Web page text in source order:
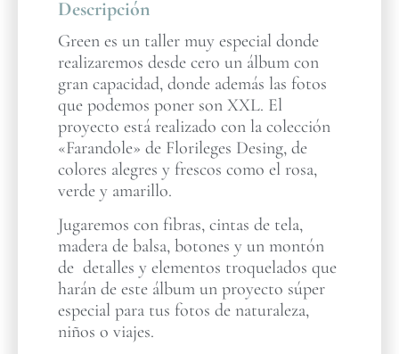
Descripción
Green es un taller muy especial donde
realizaremos desde cero un álbum con
gran capacidad, donde además las fotos
que podemos poner son XXL. El
proyecto está realizado con la colección
«Farandole» de Florileges Desing, de
colores alegres y frescos como el rosa,
verde y amarillo.
Jugaremos con fibras, cintas de tela,
madera de balsa, botones y un montón
de detalles y elementos troquelados que
harán de este álbum un proyecto súper
especial para tus fotos de naturaleza,
niños o viajes.